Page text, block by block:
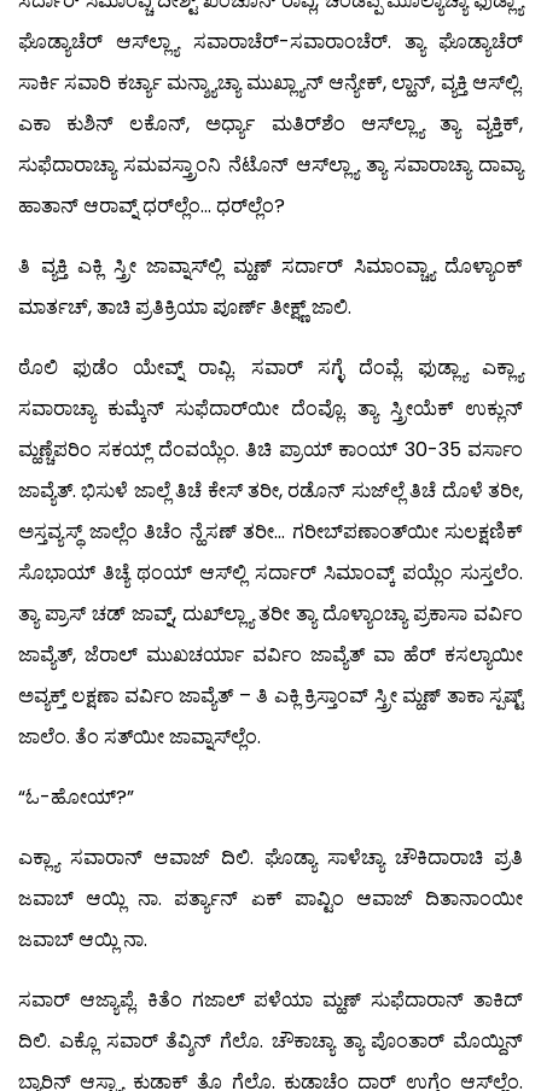
ಘೊಡ್ಯಾಚೆರ್ ಆಸ್‍ಲ್ಲ್ಯಾ ಸವಾರಾಚೆರ್-ಸವಾರಾಂಚೆರ್. ತ್ಯಾ ಘೊಡ್ಯಾಚೆರ್
ಸಾರ್ಕಿ ಸವಾರಿ ಕರ್ಚ್ಯಾ ಮನ್ಶ್ಯಾಚ್ಯಾ ಮುಖ್ಲ್ಯಾನ್ ಆನ್ಯೇಕ್, ಲ್ಹಾನ್, ವ್ಯಕ್ತಿ ಆಸ್‍ಲ್ಲಿ.
ಎಕಾ ಕುಶಿನ್ ಲಕೊನ್, ಅರ್ಧ್ಯಾ ಮತಿರ್‌ಶೆಂ ಆಸ್‍ಲ್ಲ್ಯಾ ತ್ಯಾ ವ್ಯಕ್ತಿಕ್,
ಸುಫೆದಾರಾಚ್ಯಾ ಸಮವಸ್ತ್ರಾಂನಿ ನೆಟೊನ್ ಆಸ್‍ಲ್ಲ್ಯಾ ತ್ಯಾ ಸವಾರಾಚ್ಯಾ ದಾವ್ಯಾ
ಹಾತಾನ್ ಆರಾವ್ನ್ ಧರ್‌ಲ್ಲೆಂ… ಧರ್‌ಲ್ಲೆಂ?
ತಿ ವ್ಯಕ್ತಿ ಎಕ್ಲಿ ಸ್ತ್ರೀ ಜಾವ್ನಾಸ್‍ಲ್ಲಿ ಮ್ಹಣ್ ಸರ್ದಾರ್ ಸಿಮಾಂವ್ಚ್ಯಾ ದೊಳ್ಯಾಂಕ್
ಮಾರ್ತಚ್, ತಾಚಿ ಪ್ರತಿಕ್ರಿಯಾ ಪೂರ್ಣ್ ತೀಕ್ಷ್ಣ್ ಜಾಲಿ.
ಠೊಲಿ ಫುಡೆಂ ಯೇವ್ನ್ ರಾವ್ಲಿ. ಸವಾರ್ ಸಗ್ಳೆ ದೆಂವ್ಲೆ. ಫುಡ್ಲ್ಯಾ ಎಕ್ಲ್ಯಾ
ಸವಾರಾಚ್ಯಾ ಕುಮ್ಕೆನ್ ಸುಫೆದಾರ್‌ಯೀ ದೆಂವ್ಲೊ. ತ್ಯಾ ಸ್ತ್ರೀಯೆಕ್ ಉಕ್ಲುನ್
ಮ್ಹಣ್ಚೆಪರಿಂ ಸಕಯ್ಲ್ ದೆಂವಯ್ಲೆಂ. ತಿಚಿ ಪ್ರಾಯ್ ಕಾಂಯ್ 30-35 ವರ್ಸಾಂ
ಜಾವ್ಯೆತ್. ಭಿಸುಳೆ ಜಾಲ್ಲೆ ತಿಚೆ ಕೇಸ್ ತರೀ, ರಡೊನ್ ಸುಜ್‍ಲ್ಲೆ ತಿಚೆ ದೊಳೆ ತರೀ,
ಅಸ್ತವ್ಯಸ್ಥ್ ಜಾಲ್ಲೆಂ ತಿಚೆಂ ನ್ಹೆಸಣ್ ತರೀ… ಗರೀಬ್‍ಪಣಾಂತ್‍ಯೀ ಸುಲಕ್ಷಣಿಕ್
ಸೊಭಾಯ್ ತಿಚ್ಯೆ ಥಂಯ್ ಆಸ್‍ಲ್ಲಿ ಸರ್ದಾರ್ ಸಿಮಾಂವ್ಕ್ ಪಯ್ಲೆಂ ಸುಸ್ತಲೆಂ.
ತ್ಯಾ ಪ್ರಾಸ್ ಚಡ್ ಜಾವ್ನ್, ದುಖ್‍ಲ್ಲ್ಯಾ ತರೀ ತ್ಯಾ ದೊಳ್ಯಾಂಚ್ಯಾ ಪ್ರಕಾಸಾ ವರ್ವಿಂ
ಜಾವ್ಯೆತ್, ಜೆರಾಲ್ ಮುಖಚರ್ಯಾ ವರ್ವಿಂ ಜಾವ್ಯೆತ್ ವಾ ಹೆರ್ ಕಸಲ್ಯಾಯೀ
ಅವ್ಯಕ್ತ್ ಲಕ್ಷಣಾ ವರ್ವಿಂ ಜಾವ್ಯೆತ್ – ತಿ ಎಕ್ಲಿ ಕ್ರಿಸ್ತಾಂವ್ ಸ್ತ್ರೀ ಮ್ಹಣ್ ತಾಕಾ ಸ್ಪಷ್ಟ್
ಜಾಲೆಂ. ತೆಂ ಸತ್‍ಯೀ ಜಾವ್ನಾಸ್‍ಲ್ಲೆಂ.
“ಓ-ಹೋಯ್?”
ಎಕ್ಲ್ಯಾ ಸವಾರಾನ್ ಆವಾಜ್ ದಿಲಿ. ಘೊಡ್ಯಾ ಸಾಳೆಚ್ಯಾ ಚೌಕಿದಾರಾಚಿ ಪ್ರತಿ
ಜವಾಬ್ ಆಯ್ಲಿ ನಾ. ಪರ್ತ್ಯಾನ್ ಏಕ್ ಪಾವ್ಟಿಂ ಆವಾಜ್ ದಿತಾನಾಂಯೀ
ಜವಾಬ್ ಆಯ್ಲಿ ನಾ.
ಸವಾರ್ ಆಜ್ಯಾಪ್ಲೆ. ಕಿತೆಂ ಗಜಾಲ್ ಪಳೆಯಾ ಮ್ಹಣ್ ಸುಫೆದಾರಾನ್ ತಾಕಿದ್
ದಿಲಿ. ಎಕ್ಲೊ ಸವಾರ್ ತೆವ್ಶಿನ್ ಗೆಲೊ. ಚೌಕಾಚ್ಯಾ ತ್ಯಾ ಪೊಂತಾರ್ ಮೊಯ್ದಿನ್
ಬ್ಯಾರಿನ್ ಆಸ್ಚ್ಯಾ ಕುಡಾಕ್ ತೊ ಗೆಲೊ. ಕುಡಾಚೆಂ ದಾರ್ ಉಗ್ತೆಂ ಆಸ್‍ಲ್ಲೆಂ.